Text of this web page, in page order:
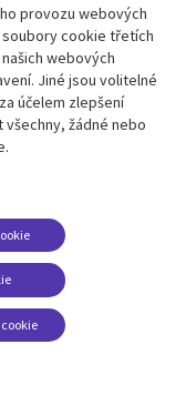
Consent
provozu webových
cookie třetích
webových
Jiné jsou volitelné
účelem zlepšení
žádné nebo